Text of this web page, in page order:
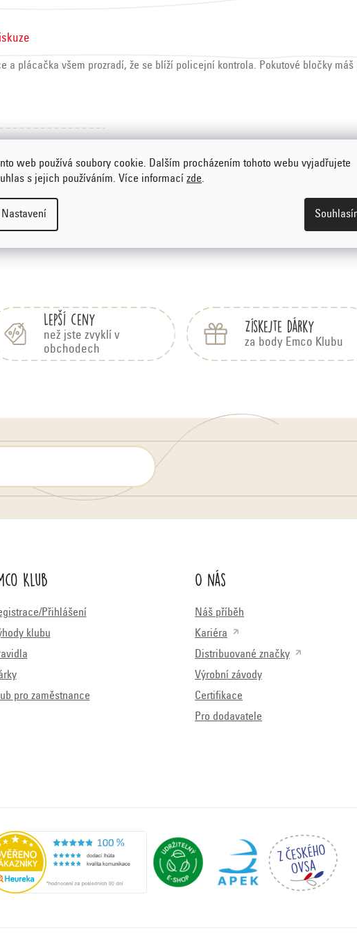
web používá soubory cookie. Dalším procházením tohoto webu vyjadřujete
s jejich používáním. Více informací zde.
Nastavení
a plácačka všem prozradí, že se blíží policejní kontrola. Pokutové bločky máš
Prosím
Lepší ceny
než jste zvyklí v
obchodech
Získejte dárky
za body Emco Klubu
Klub
Přihlášení
klubu
pro zaměstnance
O nás
Náš příběh
Kariéra
Distribuované značky
Výrobní závody
Certifikace
Pro dodavatele